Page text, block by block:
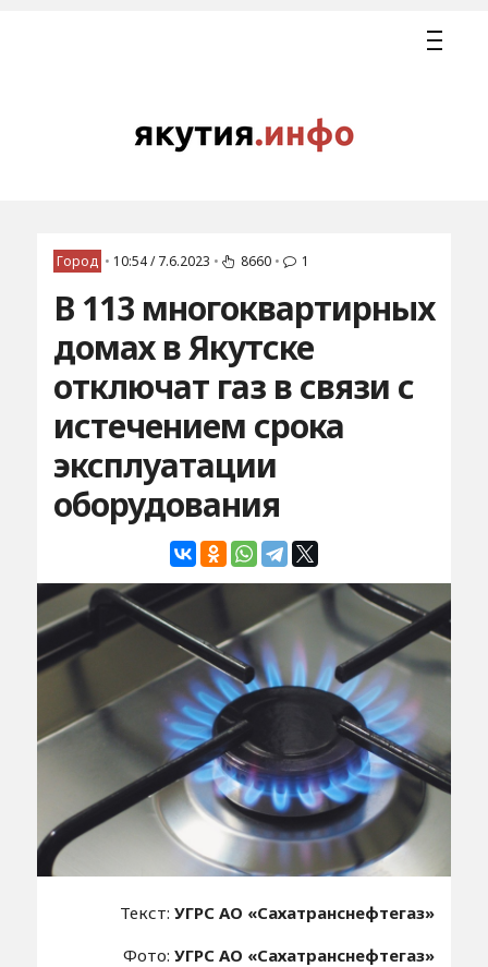
Город • 10:54 / 7.6.2023 • 8660 • 1
В 113 многоквартирных
домах в Якутске
отключат газ в связи с
истечением срока
эксплуатации
оборудования
Текст:УГРС АО «Сахатранснефтегаз»
Фото:УГРС АО «Сахатранснефтегаз»